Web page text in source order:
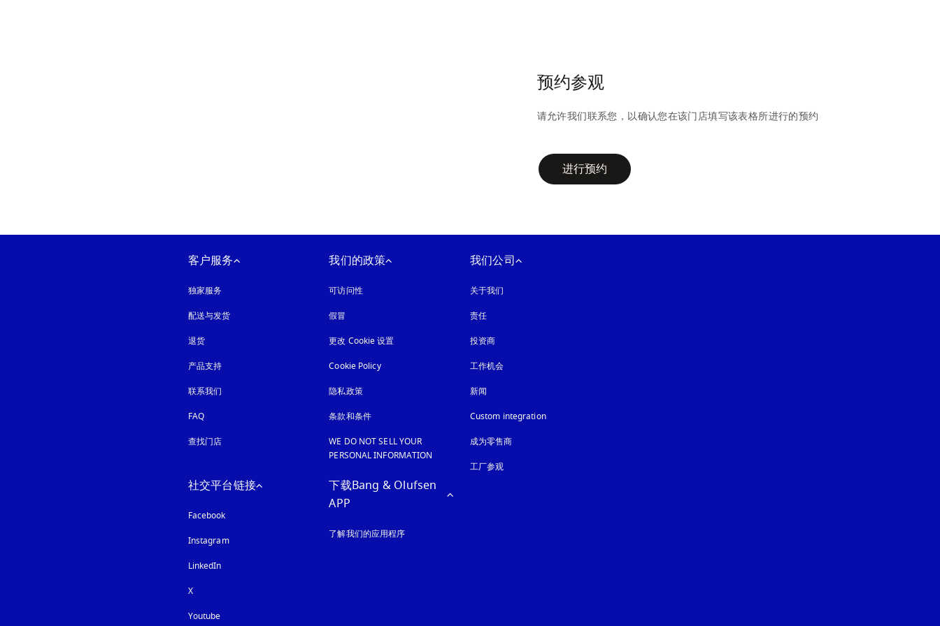
预约参观
请允许我们联系您，以确认您在该门店填写该表格所进行的预约
进行预约
客户服务
独家服务
配送与发货
退货
产品支持
联系我们
FAQ
查找门店
我们的政策
可访问性在新选项卡中打开
假冒
更改 Cookie 设置
Cookie Policy在新选项卡中打开
隐私政策在新选项卡中打开
条款和条件
WE DO NOT SELL YOUR
PERSONAL INFORMATION
我们公司
关于我们
责任
投资商
工作机会
新闻
Custom integration
成为零售商
工厂参观
社交平台链接
Facebook
Instagram在新选项卡中打开
LinkedIn
X
Youtube
下载Bang & Olufsen
APP
了解我们的应用程序